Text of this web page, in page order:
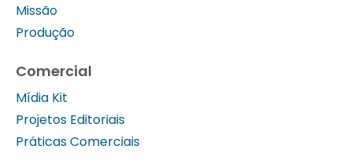
Missão
Produção
Comercial
Mídia Kit
Projetos Editoriais
Práticas Comerciais